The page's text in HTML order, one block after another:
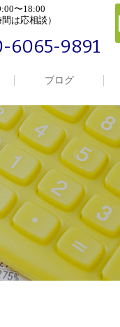
〜18:00
は応相談）
6065-9891
ブログ